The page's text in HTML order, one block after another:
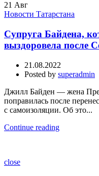
21 Авг
Новости Татарстана
Супруга Байдена,
выздоровела после
21.08.2022
Posted by superadmin
Джилл Байден — жена
поправилась после
с самоизоляции. Об это...
Continue reading
close